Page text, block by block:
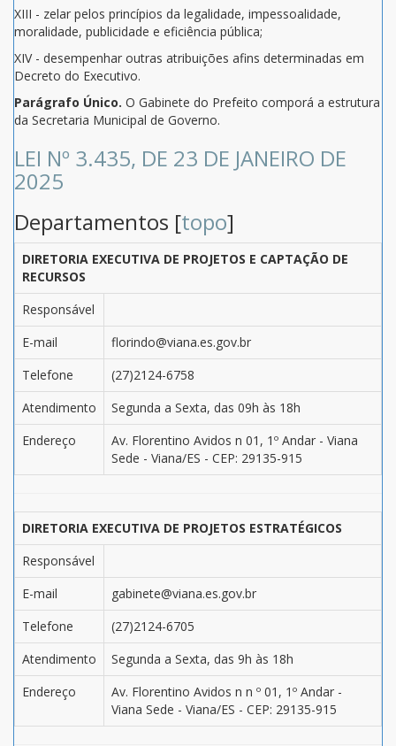
XIII - zelar pelos princípios da legalidade, impessoalidade,
moralidade, publicidade e eficiência pública;
XIV - desempenhar outras atribuições afins determinadas em
Decreto do Executivo.
Parágrafo Único. O Gabinete do Prefeito comporá a estrutura
da Secretaria Municipal de Governo.
LEI Nº 3.435, DE 23 DE JANEIRO DE
2025
Departamentos [topo]
DIRETORIA EXECUTIVA DE PROJETOS E CAPTAÇÃO DE
RECURSOS
Responsável
E-mail
florindo@viana.es.gov.br
Telefone
(27)2124-6758
Atendimento
Segunda a Sexta, das 09h às 18h
Endereço
Av. Florentino Avidos n 01, 1º Andar - Viana
Sede - Viana/ES - CEP: 29135-915
DIRETORIA EXECUTIVA DE PROJETOS ESTRATÉGICOS
Responsável
E-mail
gabinete@viana.es.gov.br
Telefone
(27)2124-6705
Atendimento
Segunda a Sexta, das 9h às 18h
Endereço
Av. Florentino Avidos n n º 01, 1º Andar -
Viana Sede - Viana/ES - CEP: 29135-915